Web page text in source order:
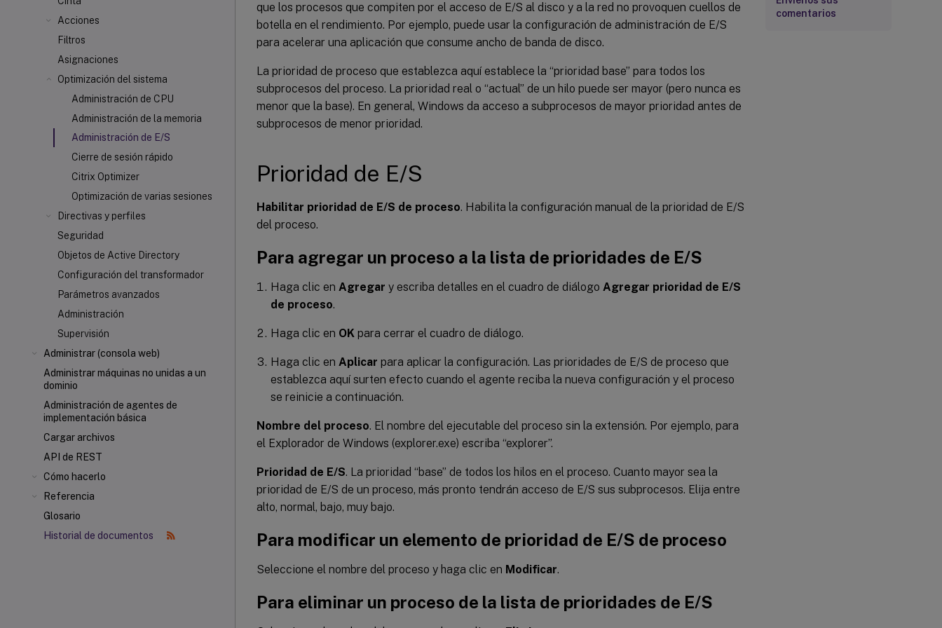
Acciones
Filtros
Asignaciones
Optimización del sistema
Administración de CPU
Administración de la memoria
Administración de E/S
Cierre de sesión rápido
Citrix Optimizer
Optimización de varias sesiones
Directivas y perfiles
Seguridad
Objetos de Active Directory
Configuración del transformador
Parámetros avanzados
Administración
Supervisión
Administrar (consola web)
Administrar máquinas no unidas a un
dominio
Administración de agentes de
implementación básica
Cargar archivos
API de REST
Cómo hacerlo
Referencia
Glosario
Historial de documentos
que los procesos que compiten por el acceso de E/S al disco y a la red no provoquen cuellos de
botella en el rendimiento. Por ejemplo, puede usar la configuración de administración de E/S
para acelerar una aplicación que consume ancho de banda de disco.
La prioridad de proceso que establezca aquí establece la “prioridad base” para todos los
subprocesos del proceso. La prioridad real o “actual” de un hilo puede ser mayor (pero nunca es
menor que la base). En general, Windows da acceso a subprocesos de mayor prioridad antes de
subprocesos de menor prioridad.
Prioridad de E/S
Habilitar prioridad de E/S de proceso. Habilita la configuración manual de la prioridad de E/S
del proceso.
Para agregar un proceso a la lista de prioridades de E/S
Haga clic en Agregar y escriba detalles en el cuadro de diálogo Agregar prioridad de E/S
de proceso.
Haga clic en OK para cerrar el cuadro de diálogo.
Haga clic en Aplicar para aplicar la configuración. Las prioridades de E/S de proceso que
establezca aquí surten efecto cuando el agente reciba la nueva configuración y el proceso
se reinicie a continuación.
Nombre del proceso. El nombre del ejecutable del proceso sin la extensión. Por ejemplo, para
el Explorador de Windows (explorer.exe) escriba “explorer”.
Prioridad de E/S. La prioridad “base” de todos los hilos en el proceso. Cuanto mayor sea la
prioridad de E/S de un proceso, más pronto tendrán acceso de E/S sus subprocesos. Elija entre
alto, normal, bajo, muy bajo.
Para modificar un elemento de prioridad de E/S de proceso
Seleccione el nombre del proceso y haga clic en Modificar.
Para eliminar un proceso de la lista de prioridades de E/S
comentarios